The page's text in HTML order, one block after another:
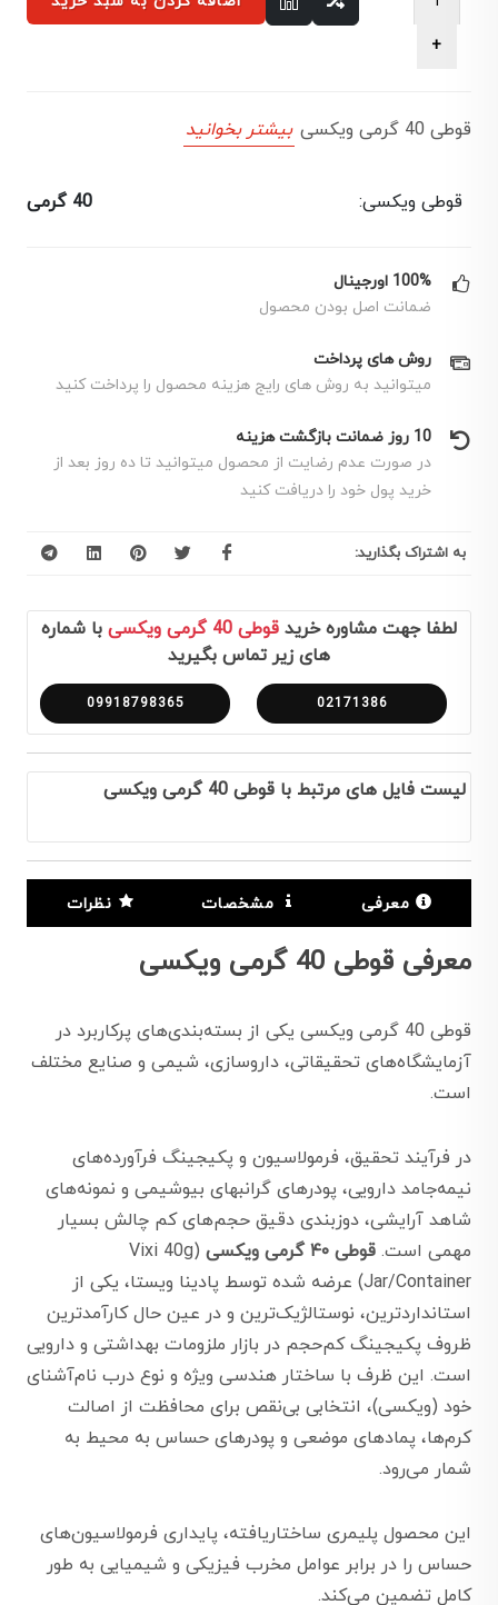
قوطی 40 گرمی ویکسی بیشتر بخوانید
قوطی ویکسی: 40 گرمی
100% اورجینال
ضمانت اصل بودن محصول
روش های پرداخت
میتوانید به روش های رایج هزینه محصول را پرداخت کنید
10 روز ضمانت بازگشت هزینه
در صورت عدم رضایت از محصول میتوانید تا ده روز بعد از
خرید پول خود را دریافت کنید
به اشتراک بگذارید:
لطفا جهت مشاوره خرید قوطی 40 گرمی ویکسی
با شماره
های زیر تماس بگیرید
02171386
09918798365
لیست فایل های مرتبط با قوطی 40 گرمی ویکسی
معرفی مشخصات نظرات
معرفی قوطی 40 گرمی ویکسی
قوطی 40 گرمی ویکسی یکی از بسته‌بندی‌های پرکاربرد در
آزمایشگاه‌های تحقیقاتی، داروسازی، شیمی و صنایع مختلف
است.
در فرآیند تحقیق، فرمولاسیون و پکیجینگ فرآورده‌های
نیمه‌جامد دارویی، پودرهای گرانبهای بیوشیمی و نمونه‌های
شاهد آرایشی، دوزبندی دقیق حجم‌های کم چالش بسیار
مهمی است. قوطی ۴۰ گرمی ویکسی
(Vixi 40g
Jar/Container) عرضه شده توسط پادینا ویستا، یکی از
استانداردترین، نوستالژیک‌ترین و در عین حال کارآمدترین
ظروف پکیجینگ کم‌حجم در بازار ملزومات بهداشتی و دارویی
است. این ظرف با ساختار هندسی ویژه و نوع درب نام‌آشنای
خود (ویکسی)، انتخابی بی‌نقص برای محافظت از اصالت
کرم‌ها، پمادهای موضعی و پودرهای حساس به محیط به
شمار می‌رود.
این محصول پلیمری ساختاریافته، پایداری فرمولاسیون‌های
حساس را در برابر عوامل مخرب فیزیکی و شیمیایی به طور
کامل تضمین می‌کند.